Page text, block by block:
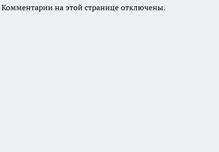
Комментарии на этой странице отключены.